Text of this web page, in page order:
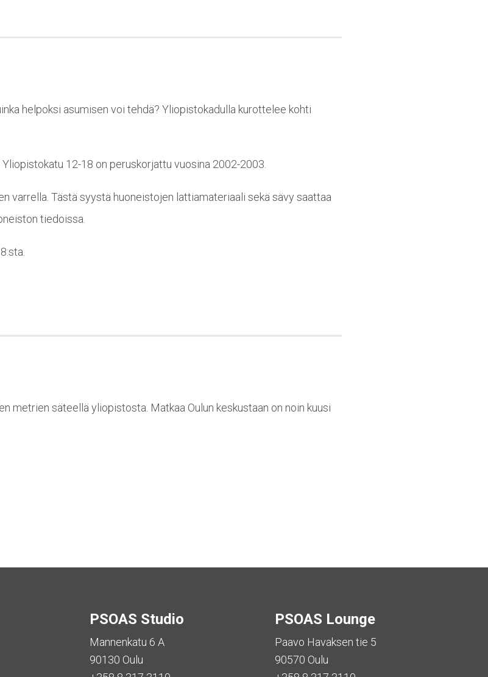
helpoksi asumisen voi tehdä? Yliopistokadulla kurottelee kohti
12-18 on peruskorjattu vuosina 2002-2003.
varrella. Tästä syystä huoneistojen lattiamateriaali sekä sävy saattaa
tiedoissa.
metrien säteellä yliopistosta. Matkaa Oulun keskustaan on noin kuusi
PSOAS Studio
Mannenkatu 6 A
90130 Oulu
PSOAS Lounge
Paavo Havaksen tie 5
90570 Oulu